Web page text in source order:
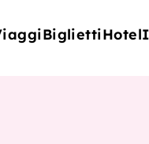
BigliettiHotel